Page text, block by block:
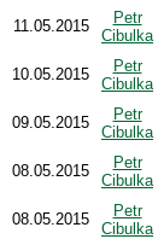
11.05.2015
Petr
Cibulka
10.05.2015
Petr
Cibulka
09.05.2015
Petr
Cibulka
08.05.2015
Petr
Cibulka
08.05.2015
Petr
Cibulka